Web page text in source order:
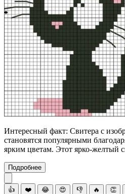
Интересный факт: Свитера с
становятся популярными
ярким цветам. Этот ярко-желтый
Подробнее
👍 ❤️ 😂 😍 👎 🔥 👏